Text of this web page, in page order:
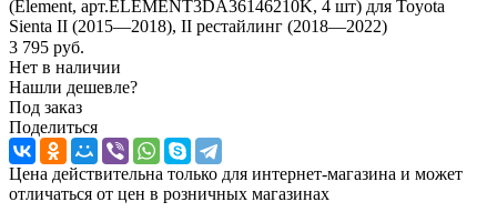
(Element, арт.ELEMENT3DA36146210K, 4 шт) для Toyota
Sienta II (2015—2018), II рестайлинг (2018—2022)
3 795 руб.
Нет в наличии
Нашли дешевле?
Под заказ
Поделиться
Цена действительна только для интернет-магазина и может
отличаться от цен в розничных магазинах